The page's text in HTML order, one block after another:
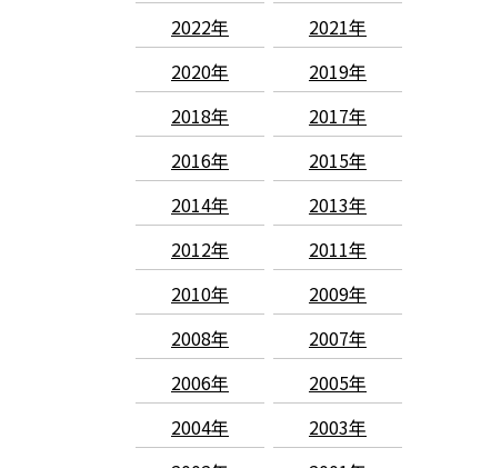
2022年
2021年
2020年
2019年
2018年
2017年
2016年
2015年
2014年
2013年
2012年
2011年
2010年
2009年
2008年
2007年
2006年
2005年
2004年
2003年